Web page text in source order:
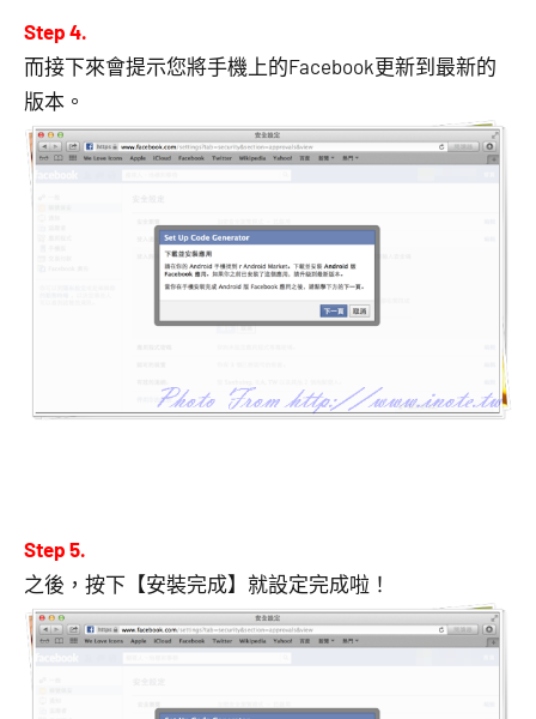
Step 4.
而接下來會提示您將手機上的Facebook更新到最新的
版本。
Step 5.
之後，按下【安裝完成】就設定完成啦！